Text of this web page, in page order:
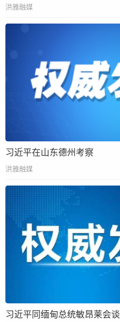
洪雅融媒
习近平在山东德州考察
洪雅融媒
习近平同缅甸总统敏昂莱会谈